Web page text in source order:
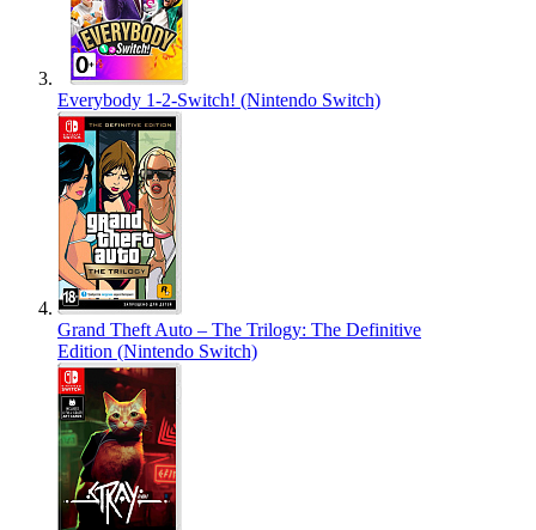
Everybody 1-2-Switch! (Nintendo Switch)
Grand Theft Auto – The Trilogy: The Definitive
Edition (Nintendo Switch)